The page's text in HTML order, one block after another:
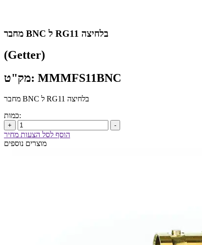
מחבר BNC ל RG11 בלחיצה
(Getter)
מק"ט: MMMFS11BNC
מחבר BNC ל RG11 בלחיצה
כמות:
+ -
הוסף לסל הצעות מחיר
מוצרים נוספים